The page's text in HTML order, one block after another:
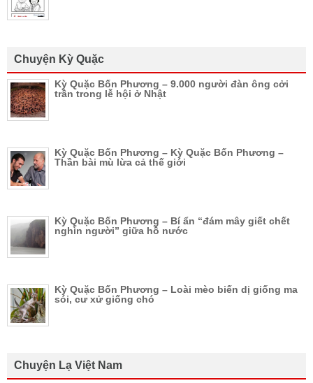
Chuyện Kỳ Quặc
Kỳ Quặc Bốn Phương – 9.000 người đàn ông cởi
trần trong lễ hội ở Nhật
Kỳ Quặc Bốn Phương – Kỳ Quặc Bốn Phương –
Thần bài mù lừa cả thế giới
Kỳ Quặc Bốn Phương – Bí ẩn “đám mây giết chết
nghìn người” giữa hồ nước
Kỳ Quặc Bốn Phương – Loài mèo biến dị giống ma
sói, cư xử giống chó
Chuyện Lạ Việt Nam